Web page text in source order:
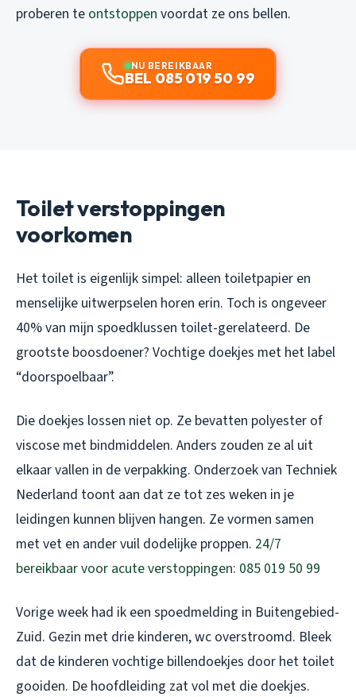
proberen te ontstoppen voordat ze ons bellen.
NU BEREIKBAAR
BEL 085 019 50 99
Toilet verstoppingen
voorkomen
Het toilet is eigenlijk simpel: alleen toiletpapier en
menselijke uitwerpselen horen erin. Toch is ongeveer
40% van mijn spoedklussen toilet-gerelateerd. De
grootste boosdoener? Vochtige doekjes met het label
“doorspoelbaar”.
Die doekjes lossen niet op. Ze bevatten polyester of
viscose met bindmiddelen. Anders zouden ze al uit
elkaar vallen in de verpakking. Onderzoek van Techniek
Nederland toont aan dat ze tot zes weken in je
leidingen kunnen blijven hangen. Ze vormen samen
met vet en ander vuil dodelijke proppen. 24/7
bereikbaar voor acute verstoppingen: 085 019 50 99
Vorige week had ik een spoedmelding in Buitengebied-
Zuid. Gezin met drie kinderen, wc overstroomd. Bleek
dat de kinderen vochtige billendoekjes door het toilet
gooiden. De hoofdleiding zat vol met die doekjes.